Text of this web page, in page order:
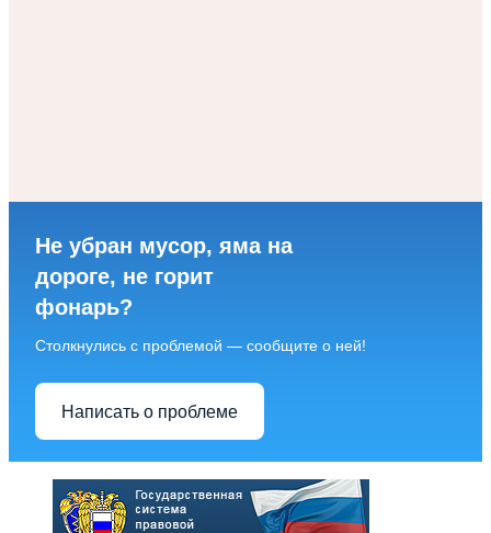
Не убран мусор, яма на
дороге, не горит
фонарь?
Столкнулись с проблемой — сообщите о ней!
Написать о проблеме